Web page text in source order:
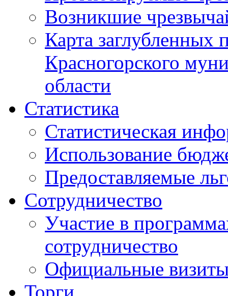
Возникшие
Карта
Красногорского
области
Статистика
Статистическая
Использование
Предоставляемые
Сотрудничество
Участие в
сотрудничество
Официальные
Торги